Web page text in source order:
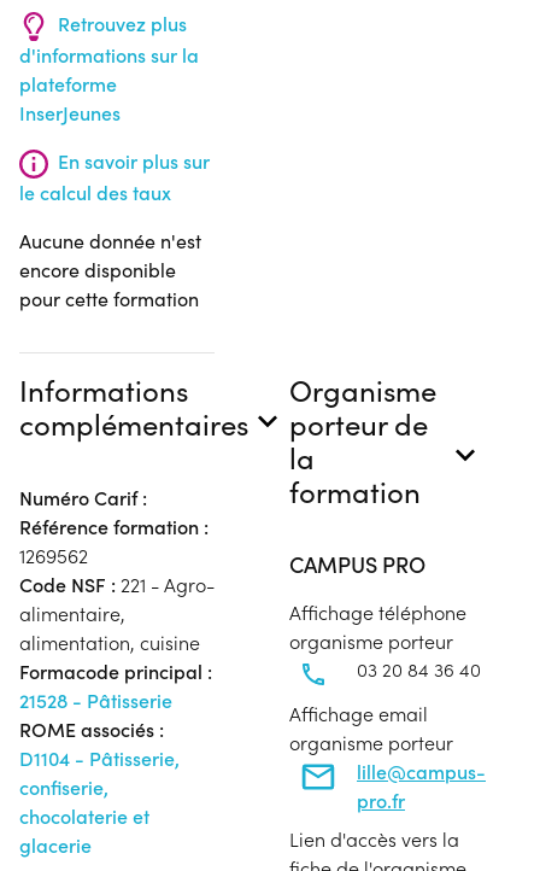
Retrouvez plus
d'informations sur la
plateforme
InserJeunes
En savoir plus sur
le calcul des taux
Aucune donnée n'est
encore disponible
pour cette formation
Informations
complémentaires
Numéro Carif :
Référence formation :
1269562
Code NSF : 221 - Agro-
alimentaire,
alimentation, cuisine
Formacode principal :
21528 - Pâtisserie
ROME associés :
D1104 - Pâtisserie,
confiserie,
chocolaterie et
glacerie
Organisme
porteur de
la
formation
CAMPUS PRO
Affichage téléphone
organisme porteur
03 20 84 36 40
Affichage email
organisme porteur
lille@campus-
pro.fr
Lien d'accès vers la